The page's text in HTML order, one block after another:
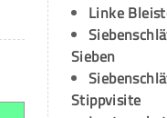
Linke
Sieben
Stippvisite